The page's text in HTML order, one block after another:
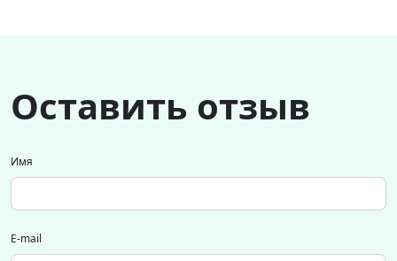
Оставить отзыв
Имя
E-mail